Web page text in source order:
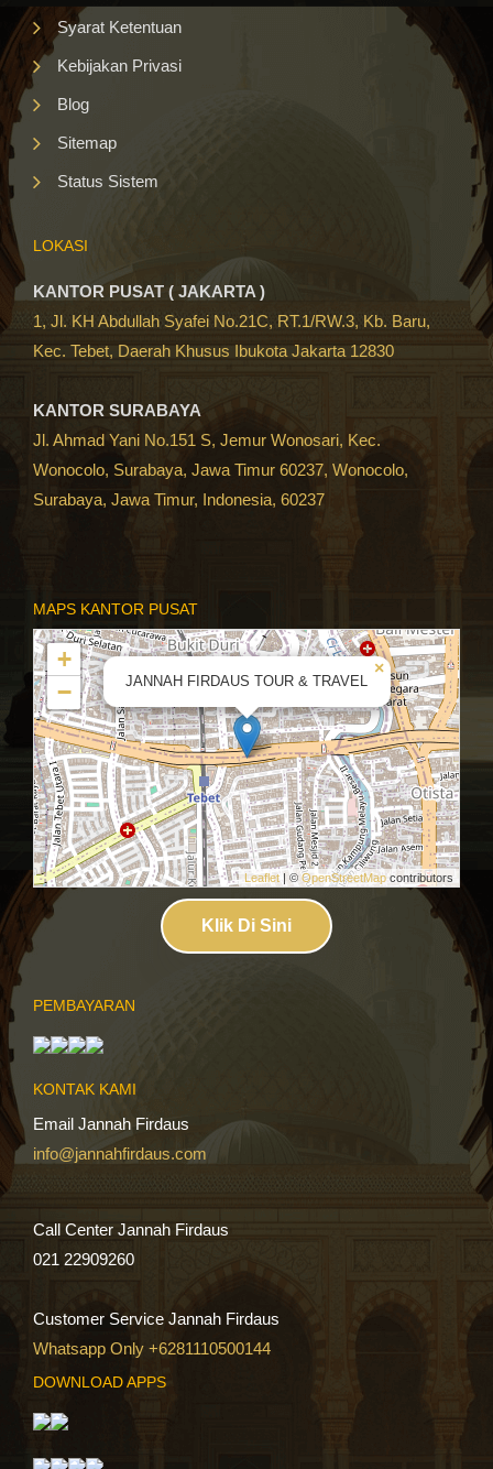
Syarat Ketentuan
Kebijakan Privasi
Blog
Sitemap
Status Sistem
LOKASI
KANTOR PUSAT ( JAKARTA )
1, Jl. KH Abdullah Syafei No.21C, RT.1/RW.3, Kb. Baru,
Kec. Tebet, Daerah Khusus Ibukota Jakarta 12830
KANTOR SURABAYA
Jl. Ahmad Yani No.151 S, Jemur Wonosari, Kec.
Wonocolo, Surabaya, Jawa Timur 60237, Wonocolo,
Surabaya, Jawa Timur, Indonesia, 60237
MAPS KANTOR PUSAT
JANNAH FIRDAUS TOUR & TRAVEL
×
+
−
Leaflet | ©OpenStreetMap contributors
Klik Di Sini
PEMBAYARAN
KONTAK KAMI
Email Jannah Firdaus
info@jannahfirdaus.com
Call Center Jannah Firdaus
021 22909260
Customer Service Jannah Firdaus
Whatsapp Only +6281110500144
DOWNLOAD APPS